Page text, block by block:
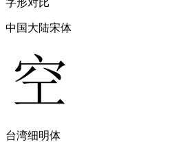
中国大陆宋体
台湾细明体